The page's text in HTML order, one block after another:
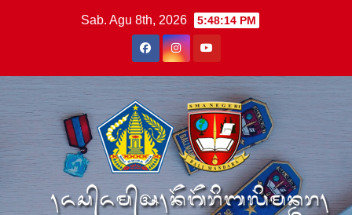
Sab. Agu 8th, 2026 5:48:15 PM